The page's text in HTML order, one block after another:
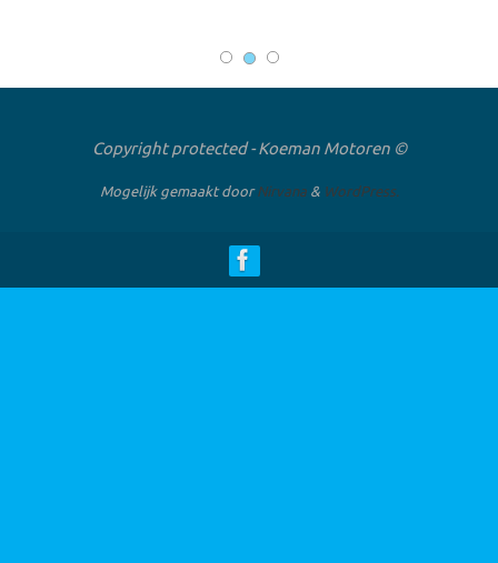
Copyright protected - Koeman Motoren ©
Mogelijk gemaakt doorNirvana& WordPress.